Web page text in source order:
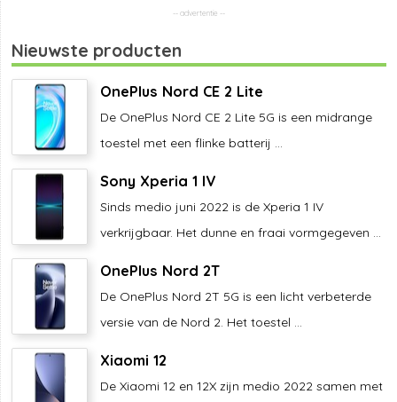
Nieuwste producten
OnePlus Nord CE 2 Lite
De OnePlus Nord CE 2 Lite 5G is een midrange
toestel met een flinke batterij ...
Sony Xperia 1 IV
Sinds medio juni 2022 is de Xperia 1 IV
verkrijgbaar. Het dunne en fraai vormgegeven ...
OnePlus Nord 2T
De OnePlus Nord 2T 5G is een licht verbeterde
versie van de Nord 2. Het toestel ...
Xiaomi 12
De Xiaomi 12 en 12X zijn medio 2022 samen met